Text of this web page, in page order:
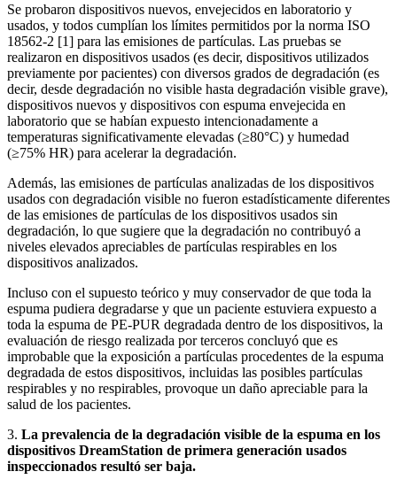
Se probaron dispositivos nuevos, envejecidos en laboratorio y
usados, y todos cumplían los límites permitidos por la norma ISO
18562-2 [1] para las emisiones de partículas. Las pruebas se
realizaron en dispositivos usados (es decir, dispositivos utilizados
previamente por pacientes) con diversos grados de degradación (es
decir, desde degradación no visible hasta degradación visible grave),
dispositivos nuevos y dispositivos con espuma envejecida en
laboratorio que se habían expuesto intencionadamente a
temperaturas significativamente elevadas (≥80°C) y humedad
(≥75% HR) para acelerar la degradación.
Además, las emisiones de partículas analizadas de los dispositivos
usados con degradación visible no fueron estadísticamente diferentes
de las emisiones de partículas de los dispositivos usados sin
degradación, lo que sugiere que la degradación no contribuyó a
niveles elevados apreciables de partículas respirables en los
dispositivos analizados.
Incluso con el supuesto teórico y muy conservador de que toda la
espuma pudiera degradarse y que un paciente estuviera expuesto a
toda la espuma de PE-PUR degradada dentro de los dispositivos, la
evaluación de riesgo realizada por terceros concluyó que es
improbable que la exposición a partículas procedentes de la espuma
degradada de estos dispositivos, incluidas las posibles partículas
respirables y no respirables, provoque un daño apreciable para la
salud de los pacientes.
3. La prevalencia de la degradación visible de la espuma en los
dispositivos DreamStation de primera generación usados
inspeccionados resultó ser baja.